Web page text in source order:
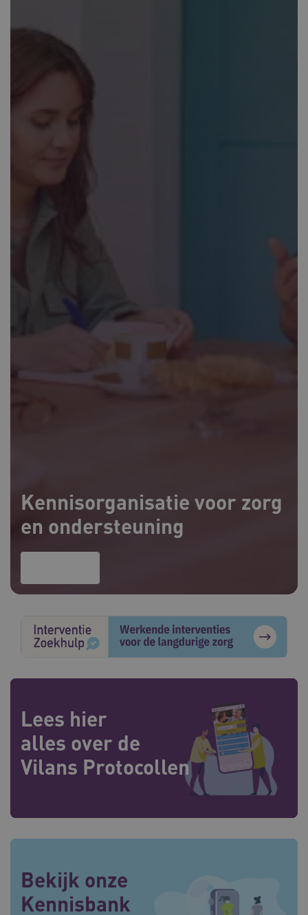
Kennisorganisatie voor zorg
en ondersteuning
Lees hier
alles over de
Vilans Protocollen
Bekijk onze
Kennisbank